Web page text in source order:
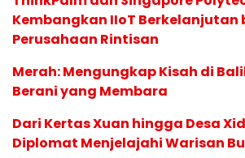
Kembangkan IIoT Berkelanjutan
Perusahaan Rintisan
Merah: Mengungkap Kisah di
Berani yang Membara
Dari Kertas Xuan hingga Desa
Diplomat Menjelajahi Warisan